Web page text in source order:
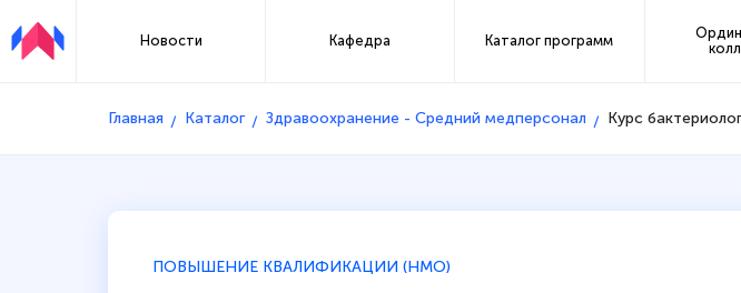
Новости Кафедра Каталог программ
Главная Каталог Здравоохранение - Средний медперсонал Курс
ПОВЫШЕНИЕ КВАЛИФИКАЦИИ (НМО)